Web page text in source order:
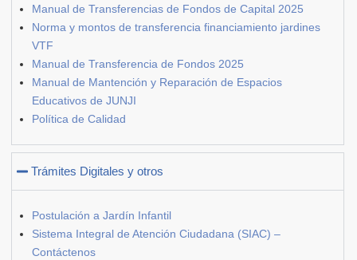
Manual de Transferencias de Fondos de Capital 2025
Norma y montos de transferencia financiamiento jardines
VTF
Manual de Transferencia de Fondos 2025
Manual de Mantención y Reparación de Espacios
Educativos de JUNJI
Política de Calidad
Trámites Digitales y otros
Postulación a Jardín Infantil
Sistema Integral de Atención Ciudadana (SIAC) –
Contáctenos